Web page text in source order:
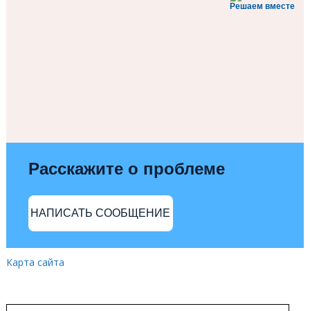
Решаем вместе
Расскажите о проблеме
НАПИСАТЬ СООБЩЕНИЕ
Карта сайта